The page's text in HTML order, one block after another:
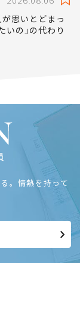
思いとどまっ
いの｣の代わり
。情熱を持って